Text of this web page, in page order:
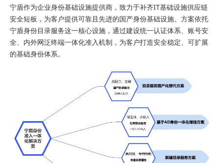
宁盾作为企业身份基础设施提供商，致力于补齐IT基础设施供应链
安全短板，为客户提供可靠且先进的国产身份基础设施。方案依托
宁盾身份目录服务这一核心设施，通过建设统一认证体系、账号安
全、内外网泛终端一体化准入机制，为客户打造安全稳定、可扩展
的基础身份体系。